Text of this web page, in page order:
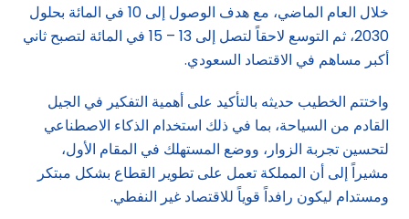
خلال العام الماضي، مع هدف الوصول إلى 10 في المائة بحلول
2030، ثم التوسع لاحقاً لتصل إلى 13 – 15 في المائة لتصبح ثاني
أكبر مساهم في الاقتصاد السعودي.
واختتم الخطيب حديثه بالتأكيد على أهمية التفكير في الجيل
القادم من السياحة، بما في ذلك استخدام الذكاء الاصطناعي
لتحسين تجربة الزوار، ووضع المستهلك في المقام الأول،
مشيراً إلى أن المملكة تعمل على تطوير القطاع بشكل مبتكر
ومستدام ليكون رافداً قوياً للاقتصاد غير النفطي.